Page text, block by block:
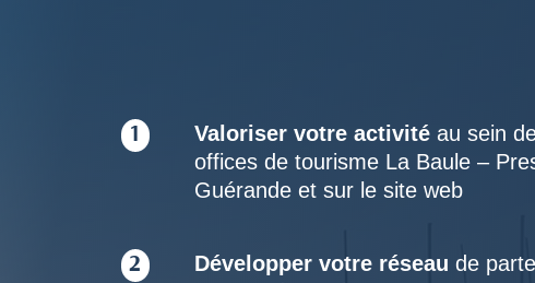
1 Valoriser votre activitéau sein
offices de tourisme La Baule –
Guérande et sur le site web
2 Développer votre réseau de